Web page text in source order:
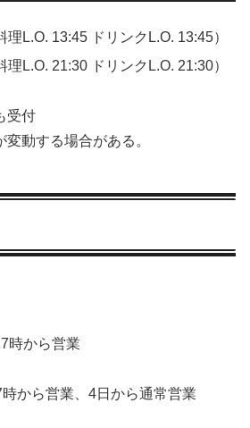
理L.O. 13:45 ドリンクL.O. 13:45）
理L.O. 21:30 ドリンクL.O. 21:30）
受付
動する場合がある。
時から営業
から営業、4日から通常営業